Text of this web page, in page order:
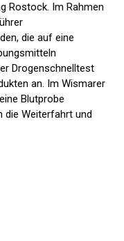
Rostock. Im Rahmen
die auf eine
Drogenschnelltest
an. Im Wismarer
Blutprobe
die Weiterfahrt und